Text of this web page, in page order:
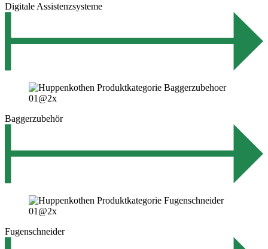
Digitale Assistenzsysteme
Baggerzubehör
Fugenschneider